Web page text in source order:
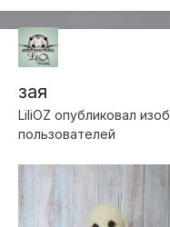
зая
LiliOZ опубликовал
пользователей